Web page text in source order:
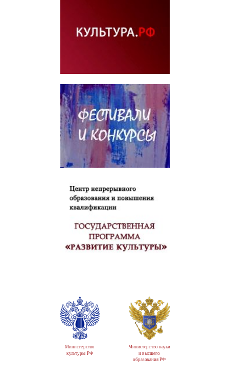
Министерство
культуры РФ
Министерство науки
и высшего
образования РФ